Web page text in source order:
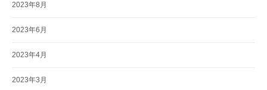
2023年8月
2023年6月
2023年4月
2023年3月